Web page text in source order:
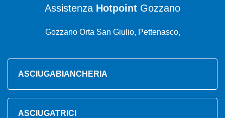
Assistenza Hotpoint Gozzano
Gozzano Orta San Giulio, Pettenasco,
ASCIUGABIANCHERIA
ASCIUGATRICI